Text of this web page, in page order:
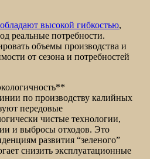
высокой гибкостью,
реальные потребности.
объемы производства и
от сезона и потребностей
по производству калийных
передовые
чистые технологии,
и выбросы отходов. Это
развития “зеленого”
снизить эксплуатационные